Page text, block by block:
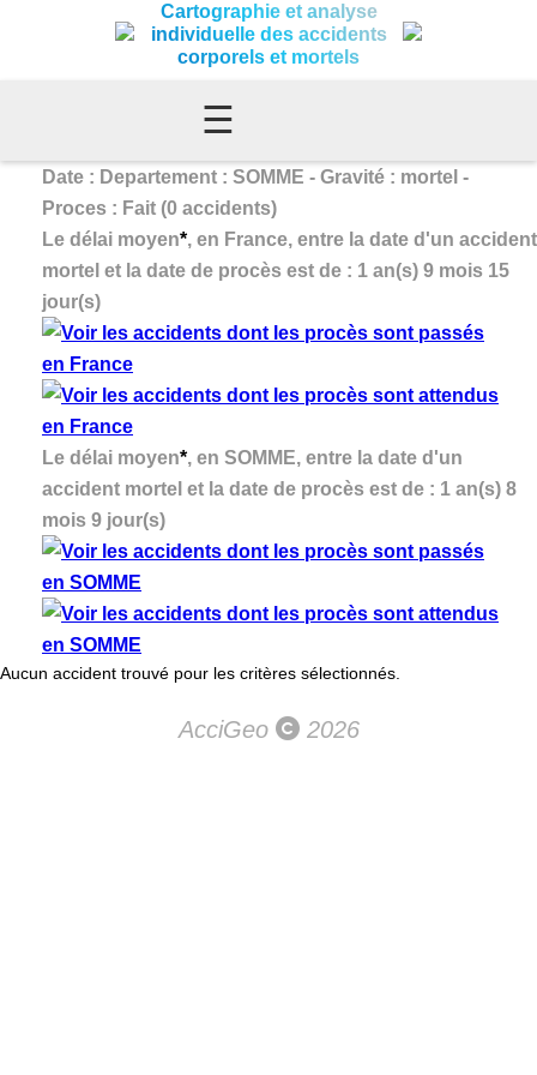
Cartographie et analyse
individuelle des accidents
corporels et mortels
☰
Date : Departement : SOMME - Gravité : mortel -
Proces : Fait (0 accidents)
Le délai moyen*, en France, entre la date d'un accident
mortel et la date de procès est de : 1 an(s) 9 mois 15
jour(s)
Le délai moyen*, en SOMME, entre la date d'un
accident mortel et la date de procès est de : 1 an(s) 8
mois 9 jour(s)
Aucun accident trouvé pour les critères sélectionnés.
AcciGeo 2026